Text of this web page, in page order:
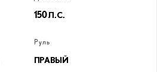
150 Л.С.
Руль
ПРАВЫЙ